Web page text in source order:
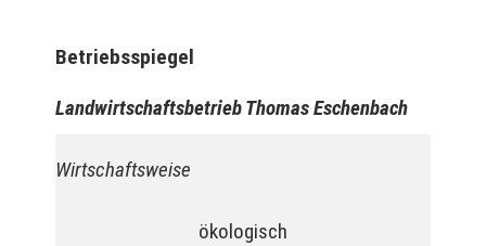
Betriebsspiegel
Landwirtschaftsbetrieb Thomas Eschenbach
Wirtschaftsweise
ökologisch